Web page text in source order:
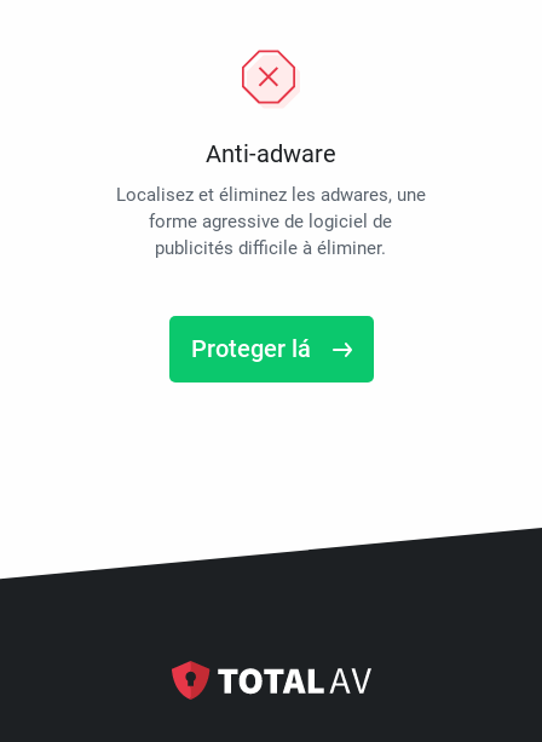
Anti-adware
Localisez et éliminez les adwares, une
forme agressive de logiciel de
publicités difficile à éliminer.
Proteger lá